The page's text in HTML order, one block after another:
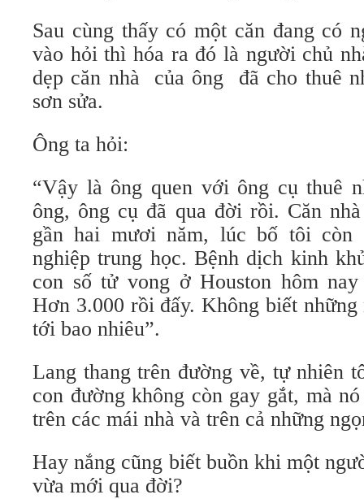
Sau cùng thấy có một căn đang có
vào hỏi thì hóa ra đó là người chủ
dẹp căn nhà của ông đã cho thuê
sơn sửa.
Ông ta hỏi:
“Vậy là ông quen với ông cụ thuê
ông, ông cụ đã qua đời rồi. Căn
gần hai mươi năm, lúc bố tôi còn
nghiệp trung học. Bệnh dịch kinh
con số tử vong ở Houston hôm
Hơn 3.000 rồi đấy. Không biết
tới bao nhiêu”.
Lang thang trên đường về, tự nhiên
con đường không còn gay gắt, mà
trên các mái nhà và trên cả những
Hay nắng cũng biết buồn khi một
vừa mới qua đời?